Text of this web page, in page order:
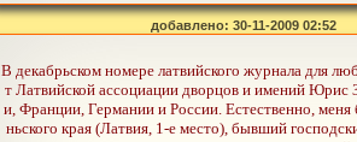
добавлено: 30-11-2009 02:52
В декабрьском номере латвийского журнала для
т Латвийской ассоциации дворцов и имений
и, Франции, Германии и России. Естественно, меня
ньского края (Латвия, 1-е место), бывший